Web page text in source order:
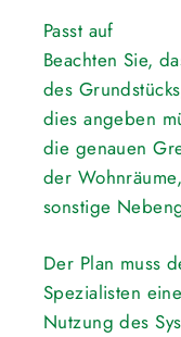
Passt auf
Beachten Sie,
des
dies angeben
die genauen
der Wohnräume,
sonstige
Der Plan muss
Spezialisten
Nutzung des